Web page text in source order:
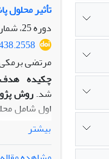
تأثیر محلول
دوره 25، شماره 3، تابستان 1402، صفحه
مرتضی
چکیده
شد.روش
اول شامل
چهار ­و نیم و
تعداد غده
سولفات‏
بیشتر